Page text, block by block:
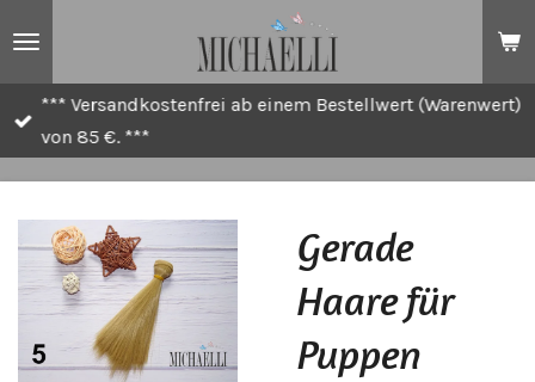
*** Versandkostenfrei ab einem Bestellwert (Warenwert)
von 85 €. ***
Gerade
Haare für
Puppen